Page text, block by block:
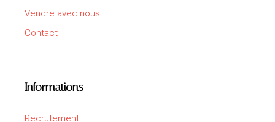
Vendre avec nous
Contact
Informations
Recrutement